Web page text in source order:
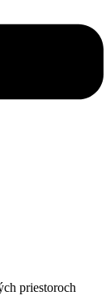
priestoroch